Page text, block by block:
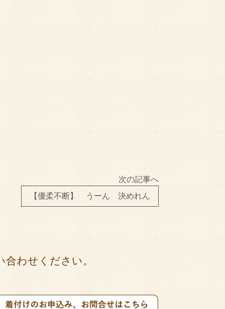
次の記事へ
【優柔不断】 うーん 決めれん
合わせください。